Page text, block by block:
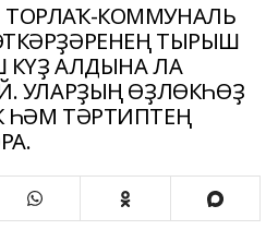
КОММУНАЛЬ
ТЫРЫШ
АЛДЫНА ЛА
УЛАРҘЫҢ ӨҘЛӨКҺӨҘ
ҺӘМ ТӘРТИПТЕҢ